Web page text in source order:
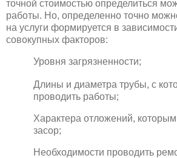
точной стоимостью определиться
работы. Но, определенно точно
на услуги формируется в
совокупных факторов:
Уровня загрязненности;
Длины и диаметра трубы, с
проводить работы;
Характера отложений,
засор;
Необходимости проводить